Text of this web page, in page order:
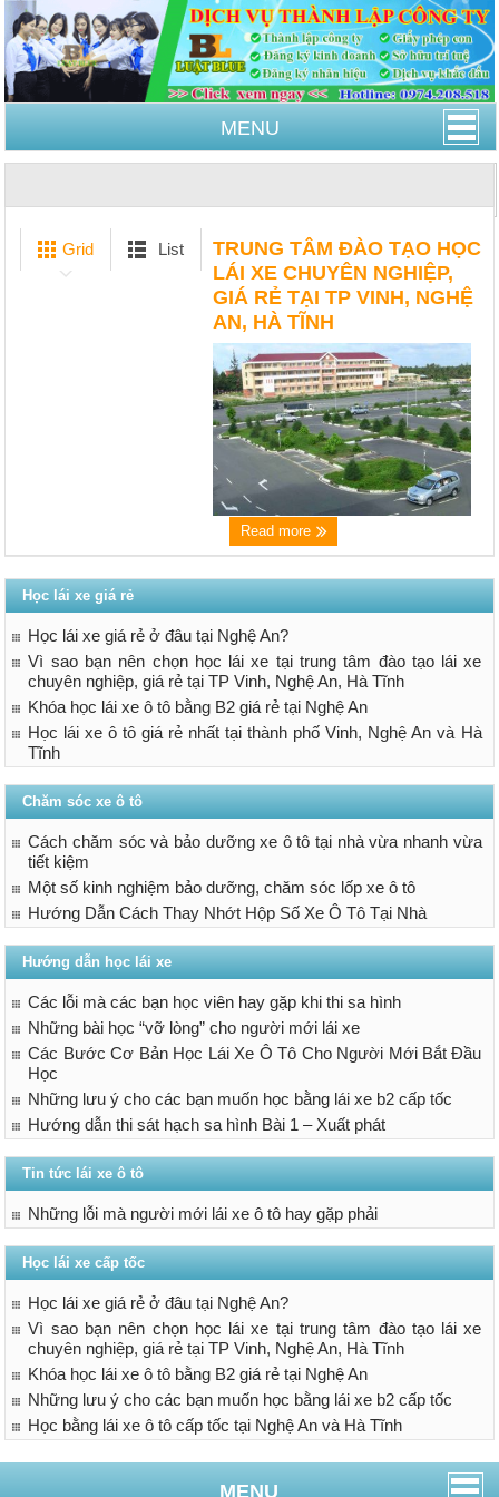
MENU
Grid List
TRUNG TÂM ĐÀO TẠO HỌC
LÁI XE CHUYÊN NGHIỆP,
GIÁ RẺ TẠI TP VINH, NGHỆ
AN, HÀ TĨNH
Read more
Học lái xe giá rẻ
Học lái xe giá rẻ ở đâu tại Nghệ An?
Vì sao bạn nên chọn học lái xe tại trung tâm đào tạo lái xe
chuyên nghiệp, giá rẻ tại TP Vinh, Nghệ An, Hà Tĩnh
Khóa học lái xe ô tô bằng B2 giá rẻ tại Nghệ An
Học lái xe ô tô giá rẻ nhất tại thành phố Vinh, Nghệ An và Hà
Tĩnh
Chăm sóc xe ô tô
Cách chăm sóc và bảo dưỡng xe ô tô tại nhà vừa nhanh vừa
tiết kiệm
Một số kinh nghiệm bảo dưỡng, chăm sóc lốp xe ô tô
Hướng Dẫn Cách Thay Nhớt Hộp Số Xe Ô Tô Tại Nhà
Hướng dẫn học lái xe
Các lỗi mà các bạn học viên hay gặp khi thi sa hình
Những bài học “vỡ lòng” cho người mới lái xe
Các Bước Cơ Bản Học Lái Xe Ô Tô Cho Người Mới Bắt Đầu
Học
Những lưu ý cho các bạn muốn học bằng lái xe b2 cấp tốc
Hướng dẫn thi sát hạch sa hình Bài 1 – Xuất phát
Tin tức lái xe ô tô
Những lỗi mà người mới lái xe ô tô hay gặp phải
Học lái xe cấp tốc
Học lái xe giá rẻ ở đâu tại Nghệ An?
Vì sao bạn nên chọn học lái xe tại trung tâm đào tạo lái xe
chuyên nghiệp, giá rẻ tại TP Vinh, Nghệ An, Hà Tĩnh
Khóa học lái xe ô tô bằng B2 giá rẻ tại Nghệ An
Những lưu ý cho các bạn muốn học bằng lái xe b2 cấp tốc
Học bằng lái xe ô tô cấp tốc tại Nghệ An và Hà Tĩnh
MENU